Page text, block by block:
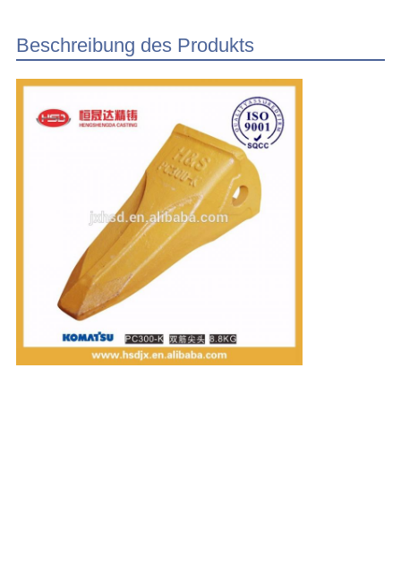
Beschreibung des Produkts